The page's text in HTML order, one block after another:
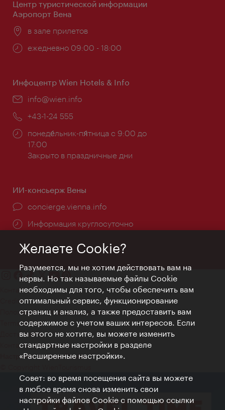
Центр туристической информации
Аэропорт Вена
Расположение:
в зале прилетов
Часы
ежедневно 09:00 - 18:00
Инфоцентр Wien Hotels & Info
Эл.
info@wien.info
Телефон:
+43-1-24 555
Часы
работы:
понеде́льник-пя́тница с 9:00 до
17:00
Закрыто в праздничные дни
ИИ-консьерж Вены
concierge.vienna.info
Информация круглосуточно
Контакт
Credits
Положение о конфиденциальности
Terms of Use
Доступность
Контакты для прессы
Настройки файлов Cookie
Желаете Cookie?
Разумеется, мы не хотим действовать вам на
нервы. Но так называемые файлы Cookie
необходимы для того, чтобы обеспечить вам
оптимальный сервис, функционирование
страниц и анализ, а также предоставить вам
содержимое с учетом ваших интересов. Если
вы этого не хотите, вы можете изменить
стандартные настройки в разделе
«Расширенные настройки».
Совет: во время посещения сайта вы можете
в любое время снова изменить свои
настройки файлов Cookie с помощью ссылки